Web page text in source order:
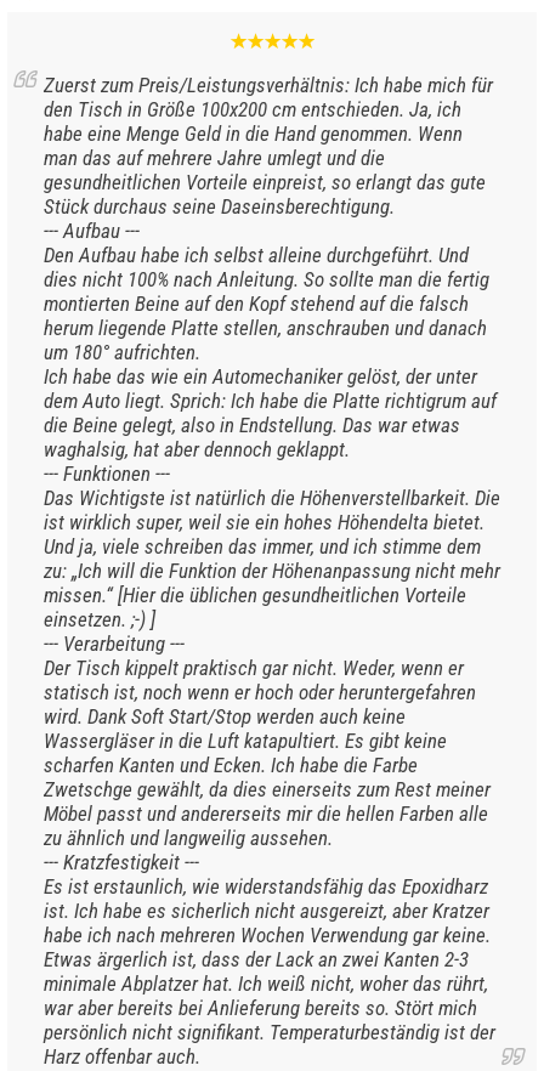
Zuerst zum Preis/Leistungsverhältnis: Ich habe mich für
den Tisch in Größe 100x200 cm entschieden. Ja, ich
habe eine Menge Geld in die Hand genommen. Wenn
man das auf mehrere Jahre umlegt und die
gesundheitlichen Vorteile einpreist, so erlangt das gute
Stück durchaus seine Daseinsberechtigung.
--- Aufbau ---
Den Aufbau habe ich selbst alleine durchgeführt. Und
dies nicht 100% nach Anleitung. So sollte man die fertig
montierten Beine auf den Kopf stehend auf die falsch
herum liegende Platte stellen, anschrauben und danach
um 180° aufrichten.
Ich habe das wie ein Automechaniker gelöst, der unter
dem Auto liegt. Sprich: Ich habe die Platte richtigrum auf
die Beine gelegt, also in Endstellung. Das war etwas
waghalsig, hat aber dennoch geklappt.
--- Funktionen ---
Das Wichtigste ist natürlich die Höhenverstellbarkeit. Die
ist wirklich super, weil sie ein hohes Höhendelta bietet.
Und ja, viele schreiben das immer, und ich stimme dem
zu: „Ich will die Funktion der Höhenanpassung nicht mehr
missen.“ [Hier die üblichen gesundheitlichen Vorteile
einsetzen. ;-) ]
--- Verarbeitung ---
Der Tisch kippelt praktisch gar nicht. Weder, wenn er
statisch ist, noch wenn er hoch oder heruntergefahren
wird. Dank Soft Start/Stop werden auch keine
Wassergläser in die Luft katapultiert. Es gibt keine
scharfen Kanten und Ecken. Ich habe die Farbe
Zwetschge gewählt, da dies einerseits zum Rest meiner
Möbel passt und andererseits mir die hellen Farben alle
zu ähnlich und langweilig aussehen.
--- Kratzfestigkeit ---
Es ist erstaunlich, wie widerstandsfähig das Epoxidharz
ist. Ich habe es sicherlich nicht ausgereizt, aber Kratzer
habe ich nach mehreren Wochen Verwendung gar keine.
Etwas ärgerlich ist, dass der Lack an zwei Kanten 2-3
minimale Abplatzer hat. Ich weiß nicht, woher das rührt,
war aber bereits bei Anlieferung bereits so. Stört mich
persönlich nicht signifikant. Temperaturbeständig ist der
Harz offenbar auch.